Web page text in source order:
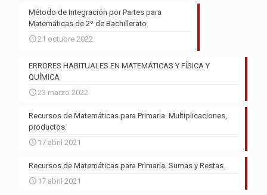
Método de Integración por Partes para
Matemáticas de 2º de Bachillerato
21 octubre 2022
ERRORES HABITUALES EN MATEMÁTICAS Y FÍSICA Y
QUÍMICA
23 marzo 2022
Recursos de Matemáticas para Primaria. Multiplicaciones,
productos.
17 abril 2021
Recursos de Matemáticas para Primaria. Sumas y Restas.
17 abril 2021